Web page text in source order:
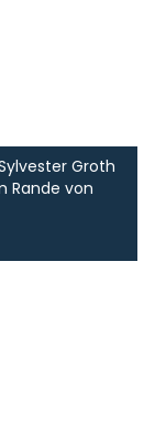
Groth
Rande von